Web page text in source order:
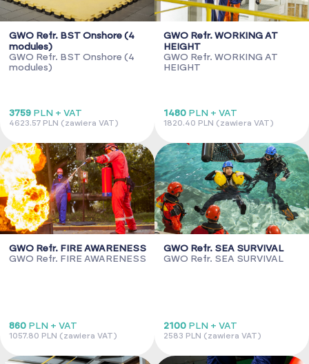
GWO Refr. BST Onshore (4
modules)
GWO Refr. BST Onshore (4
modules)
3759 PLN + VAT
4623.57 PLN (zawiera VAT)
GWO Refr. WORKING AT
HEIGHT
GWO Refr. WORKING AT
HEIGHT
1480 PLN + VAT
1820.40 PLN (zawiera VAT)
GWO Refr. FIRE AWARENESS
GWO Refr. FIRE AWARENESS
860 PLN + VAT
1057.80 PLN (zawiera VAT)
GWO Refr. SEA SURVIVAL
GWO Refr. SEA SURVIVAL
2100 PLN + VAT
2583 PLN (zawiera VAT)